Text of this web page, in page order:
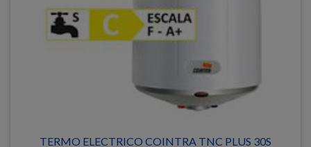
TERMO ELECTRICO COINTRA TNC PLUS 30S